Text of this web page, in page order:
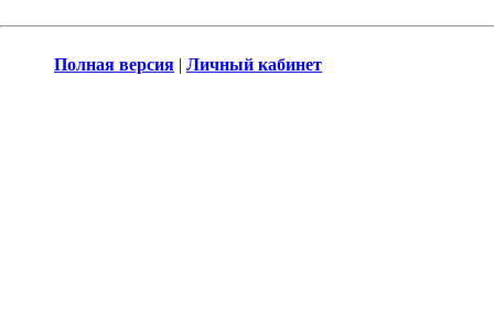
Полная версия | Личный кабинет